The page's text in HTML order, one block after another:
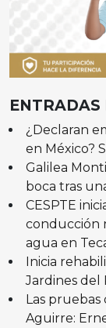
ENTRADAS
¿Declaran
en México?
Galilea
boca tras
CESPTE
conducción
agua en
Inicia
Jardines del
Las pruebas
Aguirre: